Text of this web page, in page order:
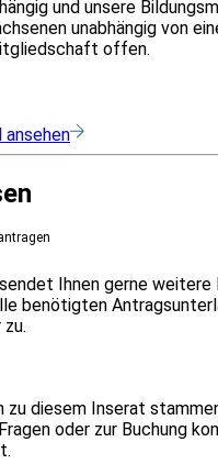
und unsere
unabhängig von
offen.
Ihnen gerne weitere
benötigten
zu diesem Inserat
oder zur Buchung